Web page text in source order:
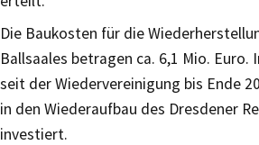
Die Baukosten für die
Ballsaales betragen ca. 6,1 Mio. Euro.
seit der Wiedervereinigung bis Ende
in den Wiederaufbau des Dresdener
investiert.